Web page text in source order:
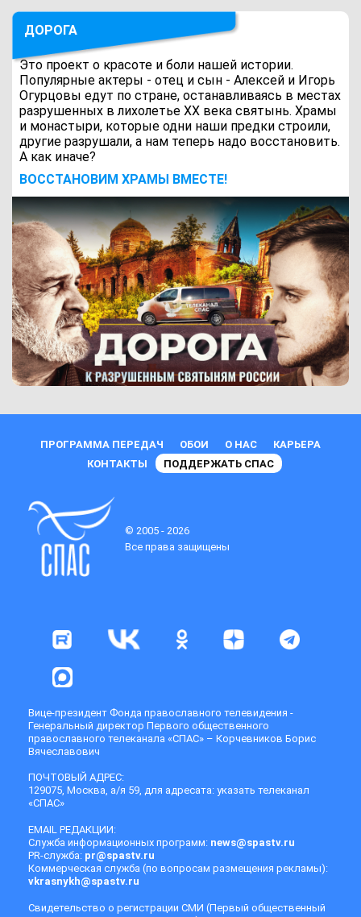
ДОРОГА
Это проект о красоте и боли нашей истории.
Популярные актеры - отец и сын - Алексей и Игорь
Огурцовы едут по стране, останавливаясь в местах
разрушенных в лихолетье ХХ века святынь. Храмы
и монастыри, которые одни наши предки строили,
другие разрушали, а нам теперь надо восстановить.
А как иначе?
ВОCСТАНОВИМ ХРАМЫ ВМЕСТЕ!
ПРОГРАММА ПЕРЕДАЧ ОБОИ О НАС
КАРЬЕРА
КОНТАКТЫ
ПОДДЕРЖАТЬ СПАС
© 2005 - 2026
Все права защищены
Вице-президент Фонда православного телевидения -
Генеральный директор Первого общественного
православного телеканала «СПАС» – Корчевников Борис
Вячеславович
ПОЧТОВЫЙ АДРЕС:
129075, Москва, а/я 59, для адресата: указать телеканал
«СПАС»
EMAIL РЕДАКЦИИ:
Служба информационных программ: news@spastv.ru
PR-служба: pr@spastv.ru
Коммерческая служба (по вопросам размещения рекламы):
vkrasnykh@spastv.ru
Свидетельство о регистрации СМИ (Первый общественный